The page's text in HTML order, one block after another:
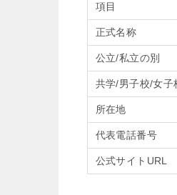
項目
正式名称
公立/私立の別
共学/男子校/女子
所在地
代表電話番号
公式サイトURL